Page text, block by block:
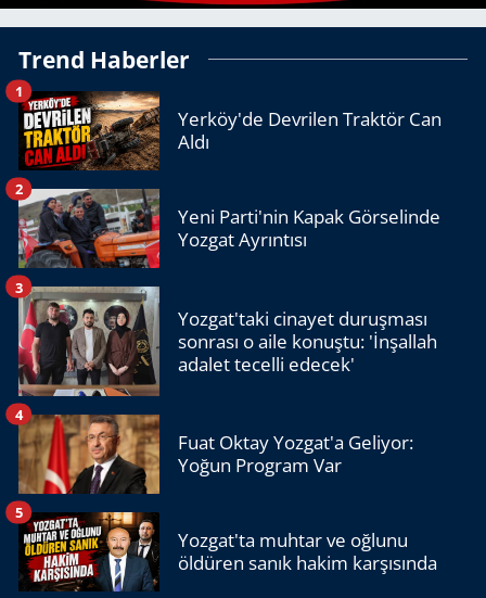
Trend Haberler
Yerköy'de Devrilen Traktör Can
Aldı
1
Yeni Parti'nin Kapak Görselinde
Yozgat Ayrıntısı
2
Yozgat'taki cinayet duruşması
sonrası o aile konuştu: 'İnşallah
adalet tecelli edecek'
3
Fuat Oktay Yozgat'a Geliyor:
Yoğun Program Var
4
Yozgat'ta muhtar ve oğlunu
öldüren sanık hakim karşısında
5